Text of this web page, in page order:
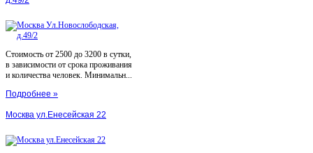
Стоимость от 2500 до 3200 в сутки,
в зависимости от срока проживания
и количества человек. Минимальн...
Подробнее »
Москва ул.Енесейская 22